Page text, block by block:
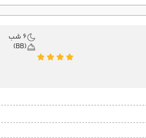
6 شب
(BB)